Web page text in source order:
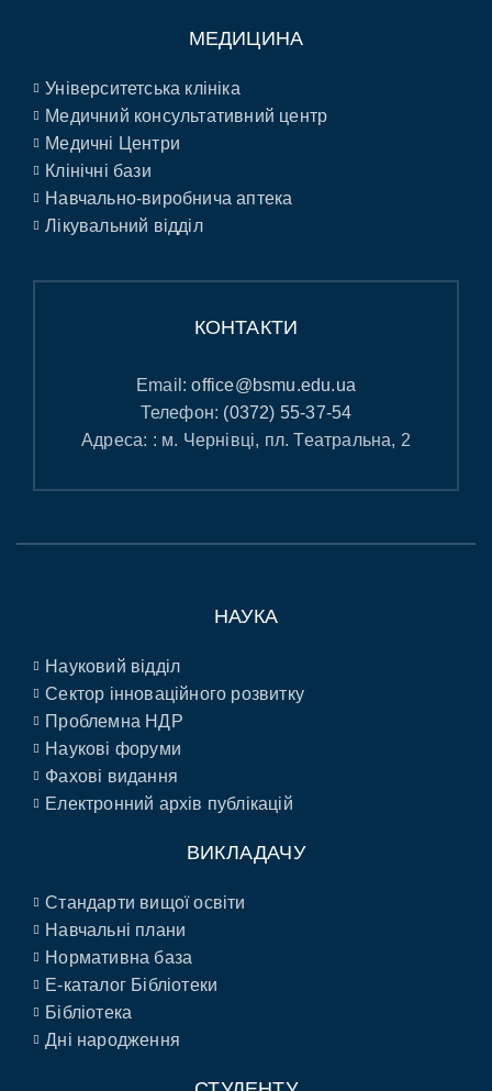
МЕДИЦИНА
Університетська клініка
Медичний консультативний центр
Медичні Центри
Клінічні бази
Навчально-виробнича аптека
Лікувальний відділ
КОНТАКТИ
Email:office@bsmu.edu.ua
Телефон: (0372) 55-37-54
Адреса: : м. Чернівці, пл. Театральна, 2
НАУКА
Науковий відділ
Сектор інноваційного розвитку
Проблемна НДР
Наукові форуми
Фахові видання
Електронний архів публікацій
ВИКЛАДАЧУ
Стандарти вищої освіти
Навчальні плани
Нормативна база
E-каталог Бібліотеки
Бібліотека
Дні народження